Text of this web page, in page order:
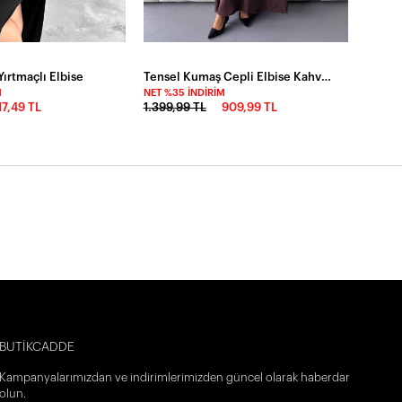
Elbise
TL
Tensel Kumaş Cepli Elbise Kahverengi
NET %35 İNDIRIM
1.399,99 TL 909,99 TL
BUTİKCADDE
Kampanyalarımızdan ve indirimlerimizden güncel olarak haberdar
olun.